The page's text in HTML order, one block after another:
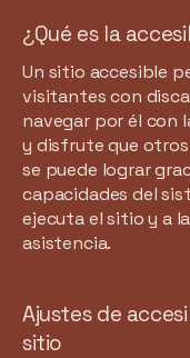
¿Qué es la
Un sitio accesible
visitantes con
navegar por él con
y disfrute que
se puede lograr
capacidades del
ejecuta el sitio y a
asistencia.
Ajustes de
sitio